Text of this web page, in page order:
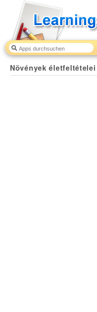
Növények életfeltételei